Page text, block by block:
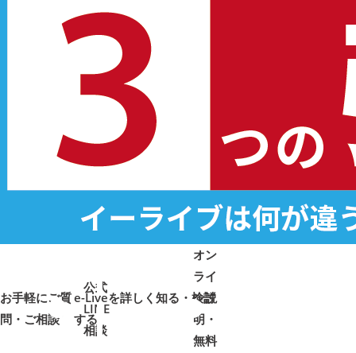
公式
LINE
相談
お手軽にご質
問・ご相談➜ ➜
オン
ライ
ン説
明・
無料
e-Liveを詳しく知る・検討
する
➜➜